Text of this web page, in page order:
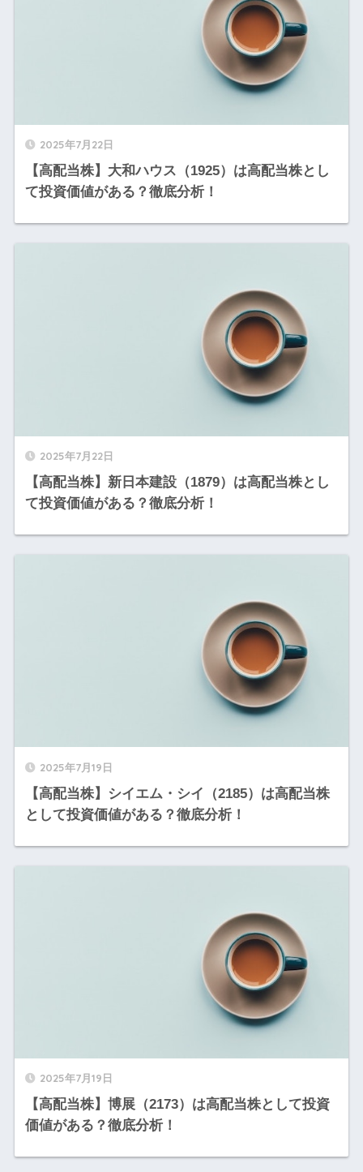
2025年7月22日
【高配当株】大和ハウス（1925）は高配当株とし
て投資価値がある？徹底分析！
2025年7月22日
【高配当株】新日本建設（1879）は高配当株とし
て投資価値がある？徹底分析！
2025年7月19日
【高配当株】シイエム・シイ（2185）は高配当株
として投資価値がある？徹底分析！
2025年7月19日
【高配当株】博展（2173）は高配当株として投資
価値がある？徹底分析！